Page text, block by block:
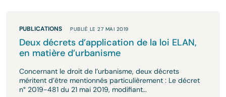
PUBLICATIONS PUBLIÉ LE 27 MAI 2019
Deux décrets d’application de la loi ELAN,
en matière d’urbanisme
Concernant le droit de l’urbanisme, deux décrets
méritent d’être mentionnés particulièrement : Le décret
n° 2019-481 du 21 mai 2019, modifiant…